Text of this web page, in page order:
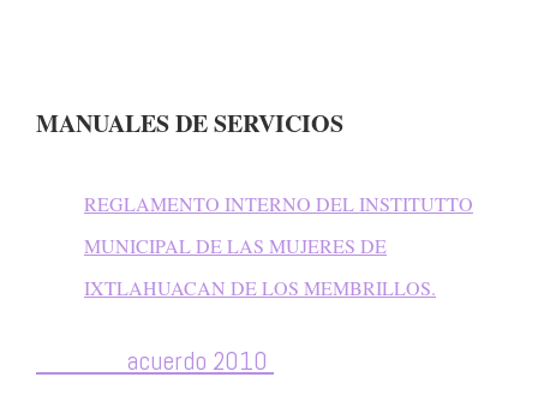
MANUALES DE SERVICIOS
REGLAMENTO INTERNO DEL INSTITUTTO
MUNICIPAL DE LAS MUJERES DE
IXTLAHUACAN DE LOS MEMBRILLOS.
acuerdo 2010